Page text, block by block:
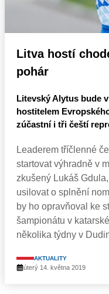
Litva hostí
pohár
Litevský Alytus bude
hostitelem
zúčastní i tři čeští
Leaderem tříčlenné
startovat výhradně v
zkušený Lukáš
usilovat o splnění
by ho opravňoval ke
šampionátu v
několika týdny v
AKTUALITY
úterý 14. května 2019